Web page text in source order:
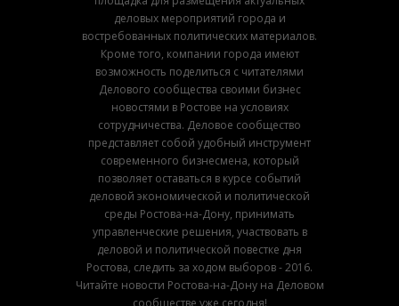
деловых мероприятий города и
востребованных политических материалов.
Кроме того, компании города имеют
возможность поделиться с читателями
Делового сообщества своими бизнес
новостями в Ростове на условиях
сотрудничества. Деловое сообщество
представляет собой удобный инструмент
современного бизнесмена, который
позволяет оставаться в курсе событий
деловой экономической и политической
среды Ростова-на-Дону, принимать
управленческие решения, участвовать в
деловой и политической повестке дня
Ростова, следить за ходом выборов - 2016.
Читайте новости Ростова-на-Дону на Деловом